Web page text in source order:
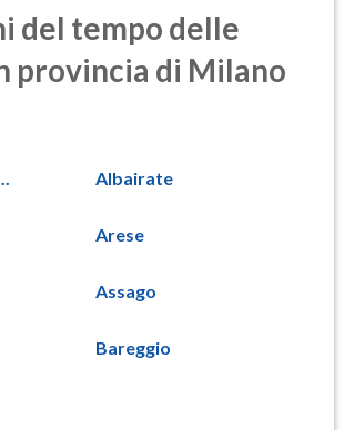
del tempo delle
provincia di Milano
Albairate
Arese
Assago
Bareggio